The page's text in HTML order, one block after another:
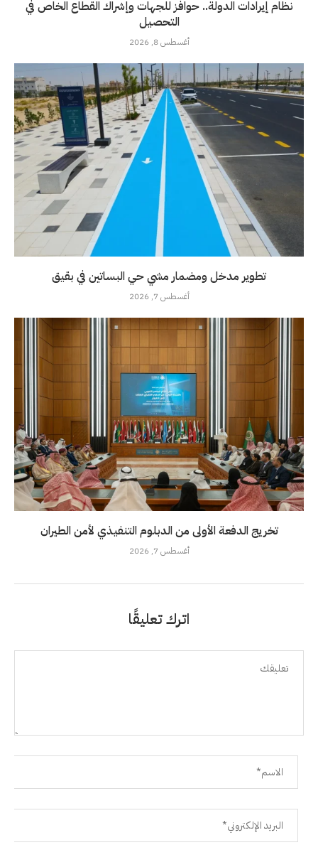
نظام إيرادات الدولة.. حوافز للجهات وإشراك القطاع الخاص في
التحصيل
أغسطس 8, 2026
تطوير مدخل ومضمار مشي حي البساتين في بقيق
أغسطس 7, 2026
تخريج الدفعة الأولى من الدبلوم التنفيذي لأمن الطيران
أغسطس 7, 2026
اترك تعليقًا